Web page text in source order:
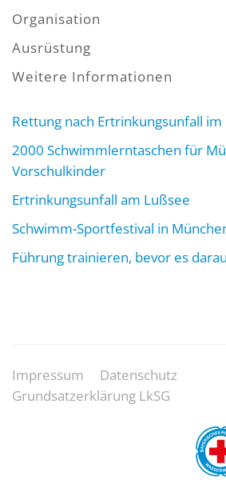
Organisation
Ausrüstung
Weitere Informationen
Rettung nach Ertrinkungsunfall im
2000 Schwimmlerntaschen für
Vorschulkinder
Ertrinkungsunfall am Lußsee
Schwimm-Sportfestival in
Führung trainieren, bevor es
Impressum
Datenschutz
Grundsatzerklärung LkSG